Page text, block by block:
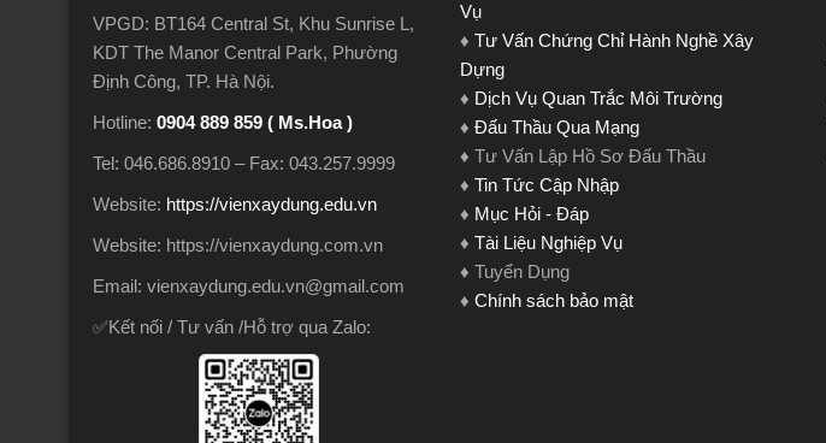
VPGD: BT164 Central St, Khu Sunrise L,
KDT The Manor Central Park, Phường
Định Công, TP. Hà Nội.
Hotline: 0904 889 859 ( Ms.Hoa )
Tel: 046.686.8910 – Fax: 043.257.9999
Website: https://vienxaydung.edu.vn
Website: https://vienxaydung.com.vn
Email: vienxaydung.edu.vn@gmail.com
✅Kết nối / Tư vấn /Hỗ trợ qua Zalo:
Vụ
♦ Tư Vấn Chứng Chỉ Hành Nghề Xây
Dựng
♦ Dịch Vụ Quan Trắc Môi Trường
♦ Đấu Thầu Qua Mạng
♦ Tư Vấn Lập Hồ Sơ Đấu Thầu
♦ Tin Tức Cập Nhập
♦ Mục Hỏi - Đáp
♦ Tài Liệu Nghiệp Vụ
♦ Tuyển Dụng
♦ Chính sách bảo mật